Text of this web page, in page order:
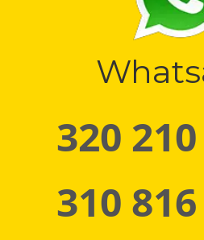
320
310